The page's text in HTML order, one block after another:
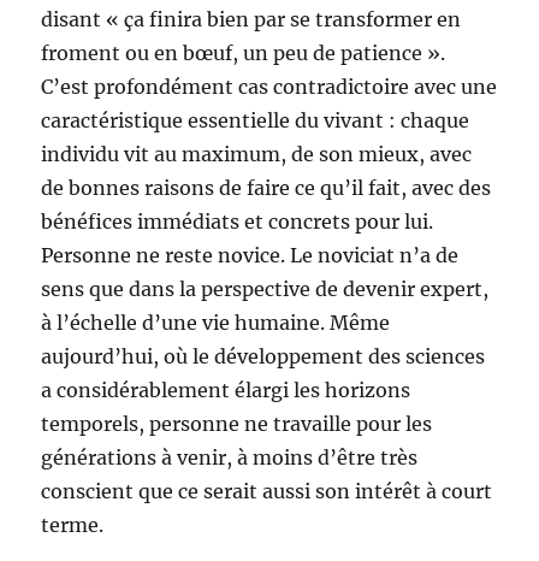
disant « ça finira bien par se transformer en
froment ou en bœuf, un peu de patience ».
C’est profondément cas contradictoire avec une
caractéristique essentielle du vivant : chaque
individu vit au maximum, de son mieux, avec
de bonnes raisons de faire ce qu’il fait, avec des
bénéfices immédiats et concrets pour lui.
Personne ne reste novice. Le noviciat n’a de
sens que dans la perspective de devenir expert,
à l’échelle d’une vie humaine. Même
aujourd’hui, où le développement des sciences
a considérablement élargi les horizons
temporels, personne ne travaille pour les
générations à venir, à moins d’être très
conscient que ce serait aussi son intérêt à court
terme.